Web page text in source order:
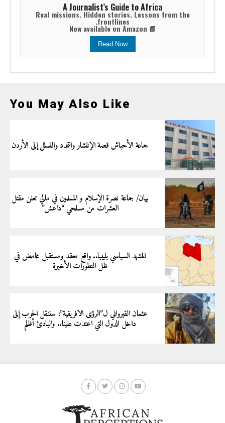
A Journalist’s Guide to Africa
Real missions. Hidden stories. Lessons from the
frontlines.
📘 Now available on Amazon
Read Now
You May Also Like
جماعة الأحباش قصة الإنتشار والتمدد والتسلل إلى الأردن
بيان/ جماعة نصرة الإسلام و المسلمين في مالي تعلن مقتل
العشرات من مسلحي “داعش”
المشهد السياسي بليبيا.. واقع معقد ومستقبل غامض في
ظل التطورات الأخيرة
عثمان القيرواني ل”الرؤى الافريقية”: سننقل الحرب إلى
داخل الدول التي اعتدت علينا.. والبادئ أظلم